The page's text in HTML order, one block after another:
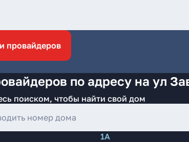
провайдеров
по адресу на ул
поиском, чтобы найти свой дом
1А